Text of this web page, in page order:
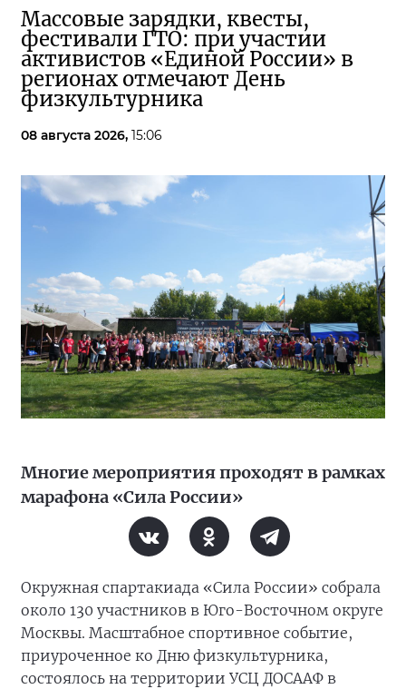
Массовые зарядки, квесты,
фестивали ГТО: при участии
активистов «Единой России» в
регионах отмечают День
физкультурника
08 августа 2026, 15:06
Многие мероприятия проходят в рамках
марафона «Сила России»
Окружная спартакиада «Сила России» собрала
около 130 участников в Юго-Восточном округе
Москвы. Масштабное спортивное событие,
приуроченное ко Дню физкультурника,
состоялось на территории УСЦ ДОСААФ в